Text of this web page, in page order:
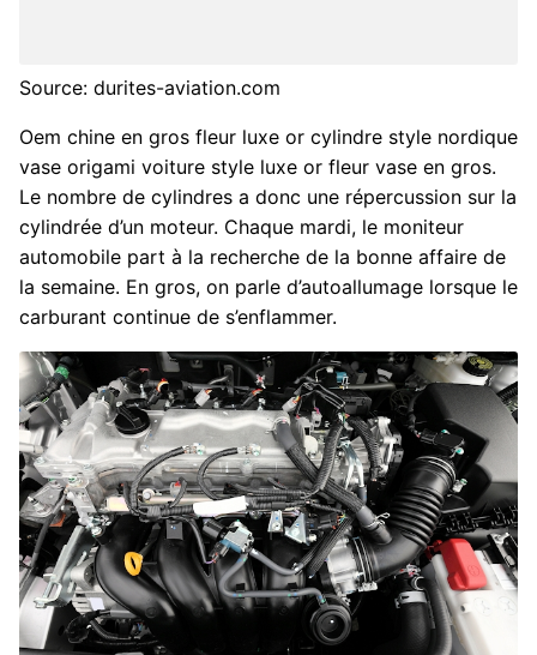
Source: durites-aviation.com
Oem chine en gros fleur luxe or cylindre style nordique
vase origami voiture style luxe or fleur vase en gros.
Le nombre de cylindres a donc une répercussion sur la
cylindrée d’un moteur. Chaque mardi, le moniteur
automobile part à la recherche de la bonne affaire de
la semaine. En gros, on parle d’autoallumage lorsque le
carburant continue de s’enflammer.